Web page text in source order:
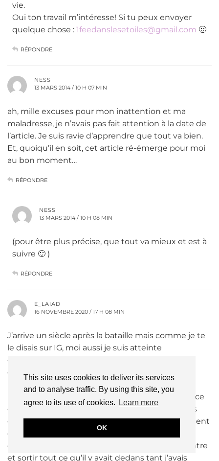
This site uses cookies to deliver its services
and to analyse traffic. By using this site, you
agree to its use of cookies.
Learn more
OK
vie.
Oui ton travail m’intéresse! Si tu peux envoyer
quelque chose : 1feedanslesetoiles@gmail.com 🙂
RÉPONDRE
NESS
13 MARS 2014 / 10 H 07 MIN
ah, mille excuses pour mon inattention et ma
maladresse, je n’avais pas fait attention à la date de
l’article. Je suis ravie d’apprendre que tout va bien.
Et, quoiqu’il en soit, cet article ré-émerge pour moi
au bon moment…
RÉPONDRE
NESS
13 MARS 2014 / 10 H 08 MIN
(pour être plus précise, que tout va mieux et est à
suivre 🙂 )
RÉPONDRE
E_LAIAD
16 NOVEMBRE 2020 / 17 H 08 MIN
J’arrive un siècle après la bataille mais comme je te
le disais sur IG, moi aussi je suis atteinte
d’endométriose et ce n’est qu’en début 2018 (à
quasiment 39 ans) que j’ai été diagnostiquée !
Bon ok, je suis un cas un peu particulier car
relativement asymptomatique (un peu de chance
dans mon malheur) dans ce sens où si j’ai eu des
cycles très douloureux (je me souviens notamment
d’une fois où, assise sur mon lit, en pleurs, j’avais
envie d’attraper un couteau pour m’ouvrir le ventre
et sortir tout ce qu’il y avait dedans tant j’avais